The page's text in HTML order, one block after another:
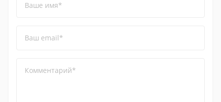
Ваше имя*
Ваш email*
Комментарий*